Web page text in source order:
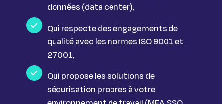
données (data center),
Qui respecte des engagements de
qualité avec les normes ISO 9001 et
27001,
Qui propose les solutions de
sécurisation propres à votre